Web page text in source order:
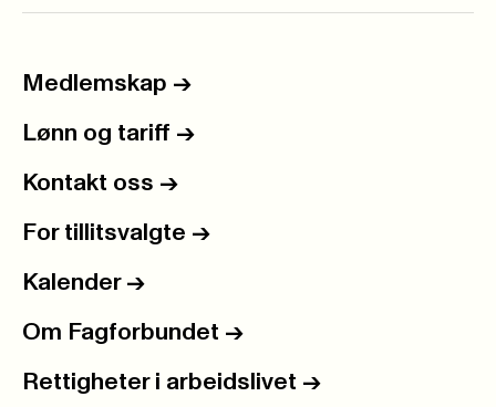
Medlemskap ->
Lønn og tariff ->
Kontakt oss ->
For tillitsvalgte ->
Kalender ->
Om Fagforbundet ->
Rettigheter i arbeidslivet ->